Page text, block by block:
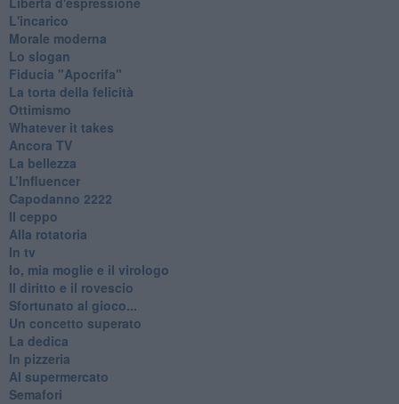
L'incarico
Morale moderna
Lo slogan
Fiducia "Apocrifa"
La torta della felicità
Ottimismo
Whatever it takes
Ancora TV
La bellezza
L’Influencer
​Capodanno 2222
Il ceppo
Alla rotatoria
In tv
Io, mia moglie e il virologo
Il diritto e il rovescio
Sfortunato al gioco...
Un concetto superato
La dedica
In pizzeria
Al supermercato
Semafori